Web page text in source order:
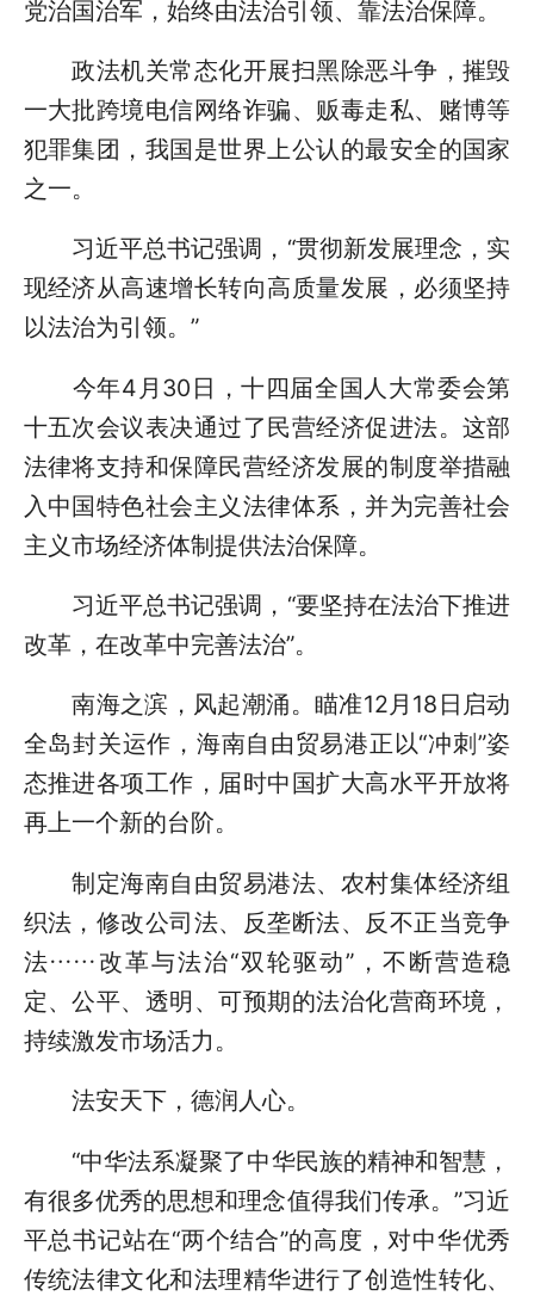
党治国治军，始终由法治引领、靠法治保障。
政法机关常态化开展扫黑除恶斗争，摧毁
一大批跨境电信网络诈骗、贩毒走私、赌博等
犯罪集团，我国是世界上公认的最安全的国家
之一。
习近平总书记强调，“贯彻新发展理念，实
现经济从高速增长转向高质量发展，必须坚持
以法治为引领。”
今年4月30日，十四届全国人大常委会第
十五次会议表决通过了民营经济促进法。这部
法律将支持和保障民营经济发展的制度举措融
入中国特色社会主义法律体系，并为完善社会
主义市场经济体制提供法治保障。
习近平总书记强调，“要坚持在法治下推进
改革，在改革中完善法治”。
南海之滨，风起潮涌。瞄准12月18日启动
全岛封关运作，海南自由贸易港正以“冲刺”姿
态推进各项工作，届时中国扩大高水平开放将
再上一个新的台阶。
制定海南自由贸易港法、农村集体经济组
织法，修改公司法、反垄断法、反不正当竞争
法……改革与法治“双轮驱动”，不断营造稳
定、公平、透明、可预期的法治化营商环境，
持续激发市场活力。
法安天下，德润人心。
“中华法系凝聚了中华民族的精神和智慧，
有很多优秀的思想和理念值得我们传承。”习近
平总书记站在“两个结合”的高度，对中华优秀
传统法律文化和法理精华进行了创造性转化、